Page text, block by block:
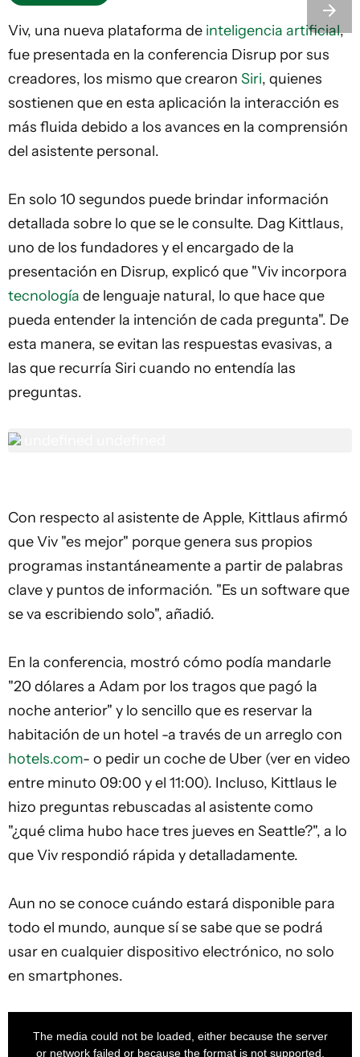
Viv, una nueva plataforma de inteligencia artificial,
fue presentada en la conferencia Disrup por sus
creadores, los mismo que crearon Siri, quienes
sostienen que en esta aplicación la interacción es
más fluida debido a los avances en la comprensión
del asistente personal.
En solo 10 segundos puede brindar información
detallada sobre lo que se le consulte. Dag Kittlaus,
uno de los fundadores y el encargado de la
presentación en Disrup, explicó que "Viv incorpora
tecnología de lenguaje natural, lo que hace que
pueda entender la intención de cada pregunta". De
esta manera, se evitan las respuestas evasivas, a
las que recurría Siri cuando no entendía las
preguntas.
Con respecto al asistente de Apple, Kittlaus afirmó
que Viv "es mejor" porque genera sus propios
programas instantáneamente a partir de palabras
clave y puntos de información. "Es un software que
se va escribiendo solo", añadió.
En la conferencia, mostró cómo podía mandarle
"20 dólares a Adam por los tragos que pagó la
noche anterior" y lo sencillo que es reservar la
habitación de un hotel -a través de un arreglo con
hotels.com- o pedir un coche de Uber (ver en video
entre minuto 09:00 y el 11:00). Incluso, Kittlaus le
hizo preguntas rebuscadas al asistente como
"¿qué clima hubo hace tres jueves en Seattle?", a lo
que Viv respondió rápida y detalladamente.
Aun no se conoce cuándo estará disponible para
todo el mundo, aunque sí se sabe que se podrá
usar en cualquier dispositivo electrónico, no solo
en smartphones.
The media could not be loaded, either because the server
or network failed or because the format is not supported.